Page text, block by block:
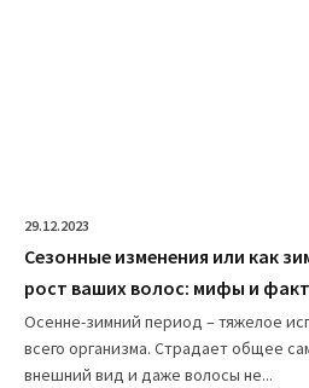
29.12.2023
Сезонные изменения или как
рост ваших волос: мифы и
Осенне-зимний период – тяжелое
всего организма. Страдает общее
внешний вид и даже волосы не...